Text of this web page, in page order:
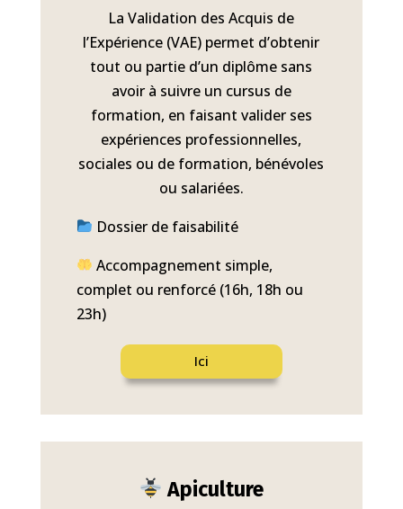
La Validation des Acquis de
l’Expérience (VAE) permet d’obtenir
tout ou partie d’un diplôme sans
avoir à suivre un cursus de
formation, en faisant valider ses
expériences professionnelles,
sociales ou de formation, bénévoles
ou salariées.
Dossier de faisabilité
Accompagnement simple,
complet ou renforcé (16h, 18h ou
23h)
Ici
Apiculture